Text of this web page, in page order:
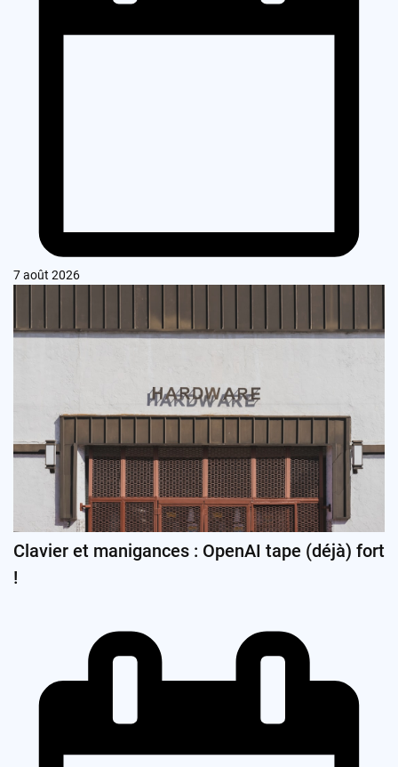
7 août 2026
Clavier et manigances : OpenAI tape (déjà) fort
!